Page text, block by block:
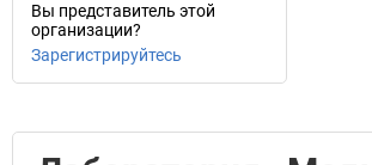
Вы представитель этой
организации?
Зарегистрируйтесь